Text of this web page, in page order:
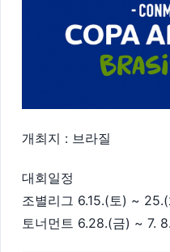
개최지 : 브라질
대회일정
조별리그 6.15.(토) ~ 25.(
토너먼트 6.28.(금) ~ 7.